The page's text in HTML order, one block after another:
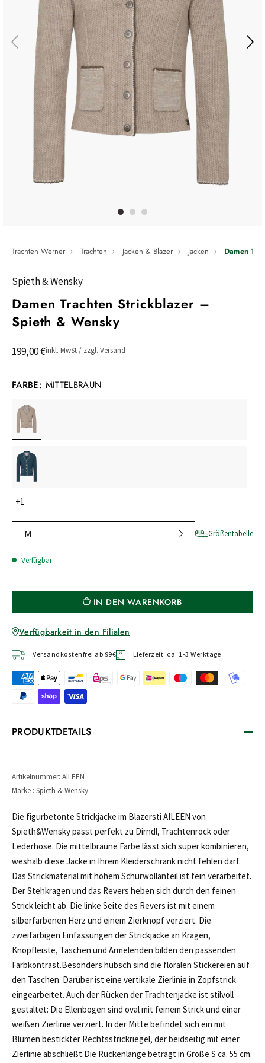
Trachten Werner Trachten Jacken & Blazer Jacken Damen
Spieth & Wensky
Damen Trachten Strickblazer –
Spieth & Wensky
199,00 €inkl. MwSt / zzgl. Versand
FARBE: MITTELBRAUN
+1
Größentabelle
M
Verfügbar
IN DEN WARENKORB
Verfügbarkeit in den Filialen
Versandkostenfrei ab 99€ Lieferzeit: ca. 1-3 Werktage
PRODUKTDETAILS
Artikelnummer: AILEEN
Marke : Spieth & Wensky
Die figurbetonte Strickjacke im Blazersti AILEEN von
Spieth&Wensky passt perfekt zu Dirndl, Trachtenrock oder
Lederhose. Die mittelbraune Farbe lässt sich super kombinieren,
weshalb diese Jacke in Ihrem Kleiderschrank nicht fehlen darf.
Das Strickmaterial mit hohem Schurwollanteil ist fein verarbeitet.
Der Stehkragen und das Revers heben sich durch den feinen
Strick leicht ab. Die linke Seite des Revers ist mit einem
silberfarbenen Herz und einem Zierknopf verziert. Die
zweifarbigen Einfassungen der Strickjacke an Kragen,
Knopfleiste, Taschen und Ärmelenden bilden den passenden
Farbkontrast.Besonders hübsch sind die floralen Stickereien auf
den Taschen. Darüber ist eine vertikale Zierlinie in Zopfstrick
eingearbeitet. Auch der Rücken der Trachtenjacke ist stilvoll
gestaltet: Die Ellenbogen sind oval mit feinem Strick und einer
weißen Zierlinie verziert. In der Mitte befindet sich ein mit
Blumen bestickter Rechtsstrickriegel, der beidseitig mit einer
Zierlinie abschließt.Die Rückenlänge beträgt in Größe S ca. 55 cm.